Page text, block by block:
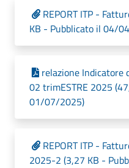
REPORT ITP -
KB - Pubblicato il 04/
relazione Indicatore
02 trimESTRE 2025
01/07/2025)
REPORT ITP -
2025-2 (3,27 KB -